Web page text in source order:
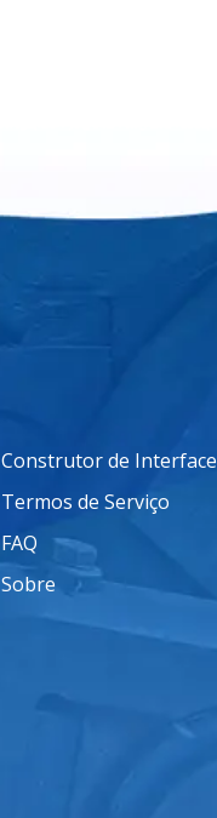
Construtor de Interface
Termos de Serviço
FAQ
Sobre